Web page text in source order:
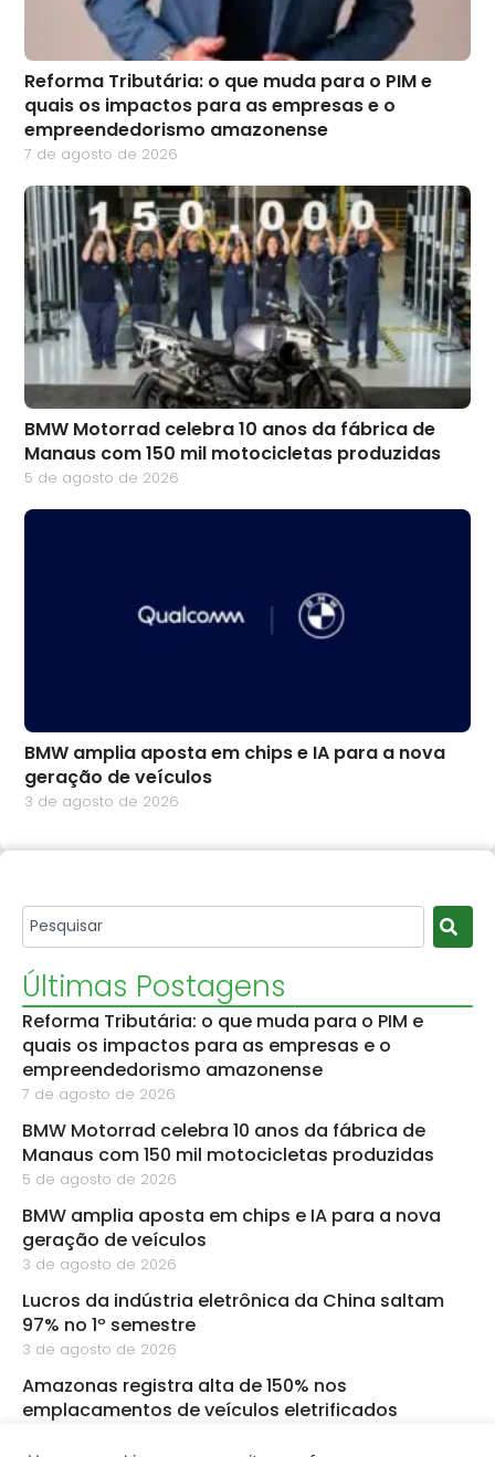
Reforma Tributária: o que muda para o PIM e
quais os impactos para as empresas e o
empreendedorismo amazonense
7 de agosto de 2026
BMW Motorrad celebra 10 anos da fábrica de
Manaus com 150 mil motocicletas produzidas
5 de agosto de 2026
BMW amplia aposta em chips e IA para a nova
geração de veículos
3 de agosto de 2026
Últimas Postagens
Reforma Tributária: o que muda para o PIM e
quais os impactos para as empresas e o
empreendedorismo amazonense
7 de agosto de 2026
BMW Motorrad celebra 10 anos da fábrica de
Manaus com 150 mil motocicletas produzidas
5 de agosto de 2026
BMW amplia aposta em chips e IA para a nova
geração de veículos
3 de agosto de 2026
Lucros da indústria eletrônica da China saltam
97% no 1º semestre
3 de agosto de 2026
Amazonas registra alta de 150% nos
emplacamentos de veículos eletrificados